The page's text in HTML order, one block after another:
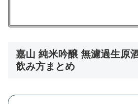
嘉山 純米吟醸 無濾過生原
飲み方まとめ